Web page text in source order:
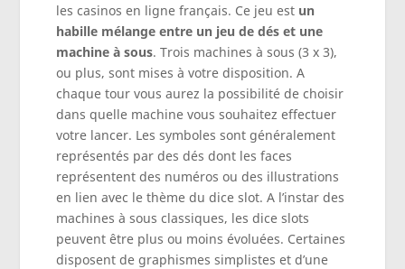
les casinos en ligne français. Ce jeu est un
habille mélange entre un jeu de dés et une
machine à sous. Trois machines à sous (3 x 3),
ou plus, sont mises à votre disposition. A
chaque tour vous aurez la possibilité de choisir
dans quelle machine vous souhaitez effectuer
votre lancer. Les symboles sont généralement
représentés par des dés dont les faces
représentent des numéros ou des illustrations
en lien avec le thème du dice slot. A l’instar des
machines à sous classiques, les dice slots
peuvent être plus ou moins évoluées. Certaines
disposent de graphismes simplistes et d’une